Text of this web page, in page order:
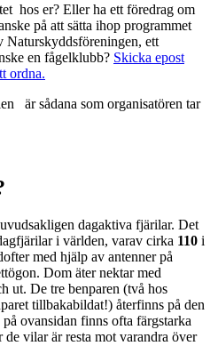
hos er? Eller ha ett föredrag om
på att sätta ihop programmet
Naturskyddsföreningen, ett
en fågelklubb? Skicka epost
ordna.
är sådana som organisatören tar
dagaktiva fjärilar. Det
i världen, varav cirka 110 i
med hjälp av antenner på
Dom äter nektar med
ut. De tre benparen (två hos
tillbakabildat!) återfinns på den
ovansidan finns ofta färgstarka
vilar är resta mot varandra över